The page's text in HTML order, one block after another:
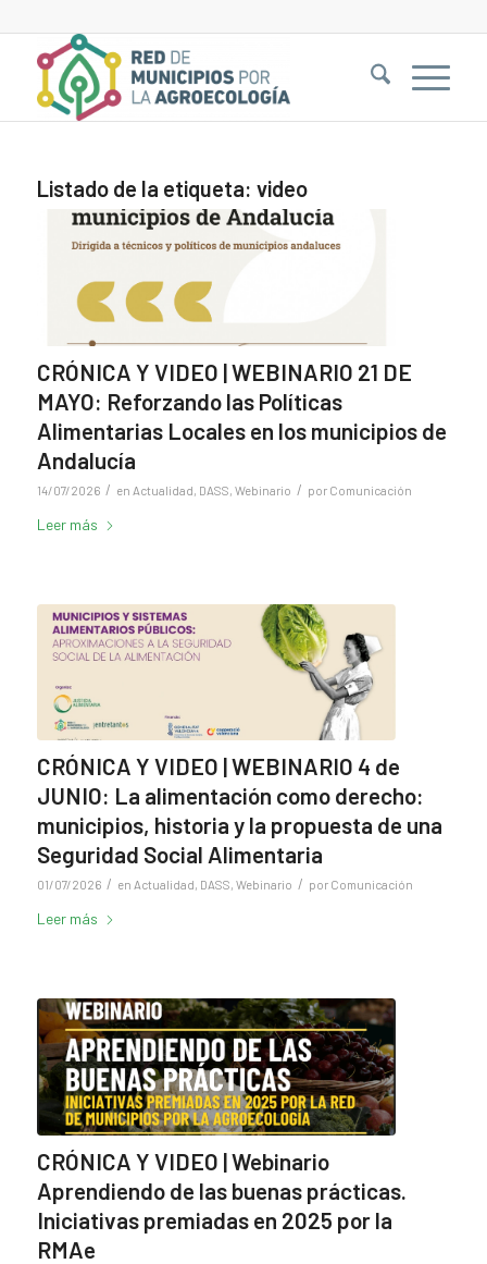
Listado de la etiqueta: video
CRÓNICA Y VIDEO | WEBINARIO 21 DE
MAYO: Reforzando las Políticas
Alimentarias Locales en los municipios de
Andalucía
14/07/2026 / en Actualidad, DASS, Webinario / por Comunicación
Leer más
CRÓNICA Y VIDEO | WEBINARIO 4 de
JUNIO: La alimentación como derecho:
municipios, historia y la propuesta de una
Seguridad Social Alimentaria
01/07/2026 / en Actualidad, DASS, Webinario / por Comunicación
Leer más
CRÓNICA Y VIDEO | Webinario
Aprendiendo de las buenas prácticas.
Iniciativas premiadas en 2025 por la
RMAe